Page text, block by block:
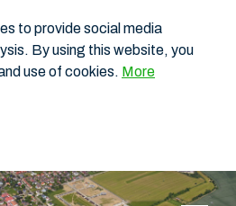
to provide social media
By using this website, you
use of cookies. More